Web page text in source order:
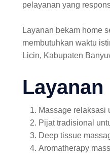
pelayanan yang
Layanan bekam home
membutuhkan waktu
Licin, Kabupaten
Layanan
Massage relaksasi
Pijat tradisional
Deep tissue
Aromatherapy